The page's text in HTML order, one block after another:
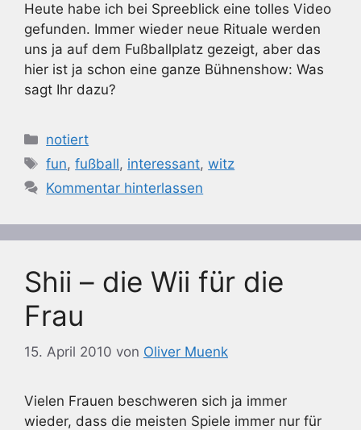
Heute habe ich bei Spreeblick eine tolles Video
gefunden. Immer wieder neue Rituale werden
uns ja auf dem Fußballplatz gezeigt, aber das
hier ist ja schon eine ganze Bühnenshow: Was
sagt Ihr dazu?
Kategorien
notiert
Schlagwörter
fun,fußball, interessant,witz
Kommentar hinterlassen
Shii – die Wii für die
Frau
15. April 2010 von Oliver Muenk
Vielen Frauen beschweren sich ja immer
wieder, dass die meisten Spiele immer nur für